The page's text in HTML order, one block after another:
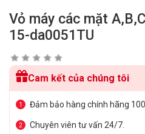
Vỏ máy các mặt
15-da0051TU
Cam kết của chúng tôi
1 Đảm bảo hàng chính hãng
2 Chuyên viên tư vấn 24/7.